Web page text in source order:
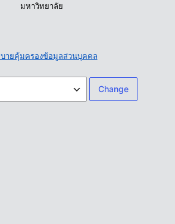
มหาวิทยาลัย
ายคุ้มครองข้อมูลส่วนบุคคล